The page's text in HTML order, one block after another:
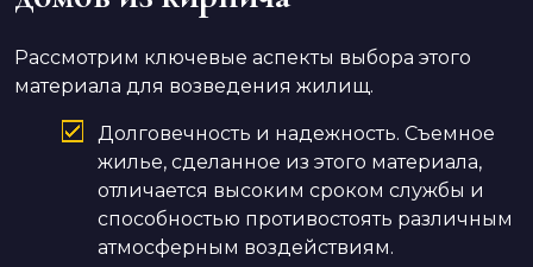
Рассмотрим ключевые аспекты выбора этого
материала для возведения жилищ.
Долговечность и надежность. Съемное
жилье, сделанное из этого материала,
отличается высоким сроком службы и
способностью противостоять различным
атмосферным воздействиям.